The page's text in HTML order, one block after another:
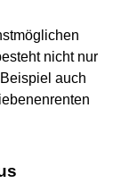
nicht nur
auch